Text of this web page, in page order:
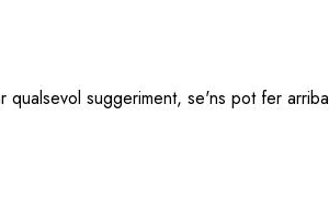
qualsevol suggeriment, se'ns pot fer